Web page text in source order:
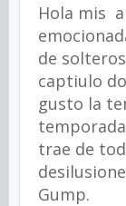
Hola mis
de
captiulo
gusto la
trae de
Gump.